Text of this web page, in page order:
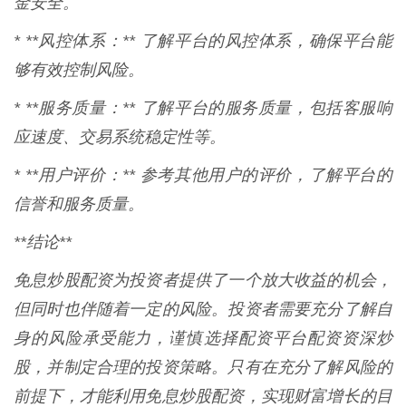
* **风控体系：** 了解平台的风控体系，确保平台能
够有效控制风险。
* **服务质量：** 了解平台的服务质量，包括客服响
应速度、交易系统稳定性等。
* **用户评价：** 参考其他用户的评价，了解平台的
信誉和服务质量。
**结论**
免息炒股配资为投资者提供了一个放大收益的机会，
但同时也伴随着一定的风险。投资者需要充分了解自
身的风险承受能力，谨慎选择配资平台配资资深炒
股，并制定合理的投资策略。只有在充分了解风险的
前提下，才能利用免息炒股配资，实现财富增长的目